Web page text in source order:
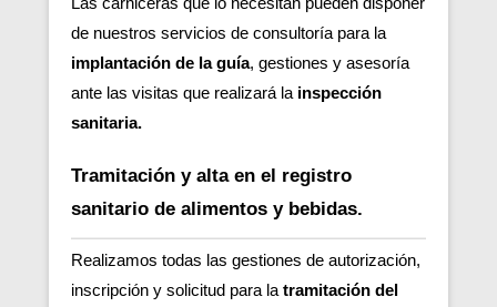
de nuestros servicios de consultoría para la
implantación de la guía, gestiones y asesoría
ante las visitas que realizará la inspección
sanitaria.
Tramitación y alta en el registro
sanitario de alimentos y bebidas.
Realizamos todas las gestiones de autorización,
inscripción y solicitud para la tramitación del